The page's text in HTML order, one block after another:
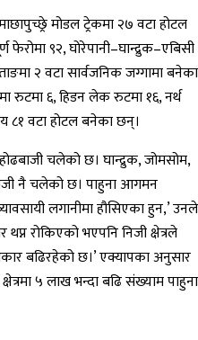
मोडल ट्रेकमा २७ वटा होटल
फेरोमा ९२, घोरेपानी–घान्द्रुक–एबिसी
२ वटा सार्वजनिक जग्गामा बनेका
रुटमा ६, हिडन लेक रुटमा १६, नर्थ
८१ वटा होटल बनेका छन्।
चलेको छ। घान्द्रुक, जोमसोम,
नै चलेको छ। पाहुना आगमन
लगानीमा हौसिएका हुन,’ उनले
थप्न रोकिएको भएपनि निजी क्षेत्रले
बढिरहेको छ।’ एक्यापका अनुसार
५ लाख भन्दा बढि संख्याम पाहुना